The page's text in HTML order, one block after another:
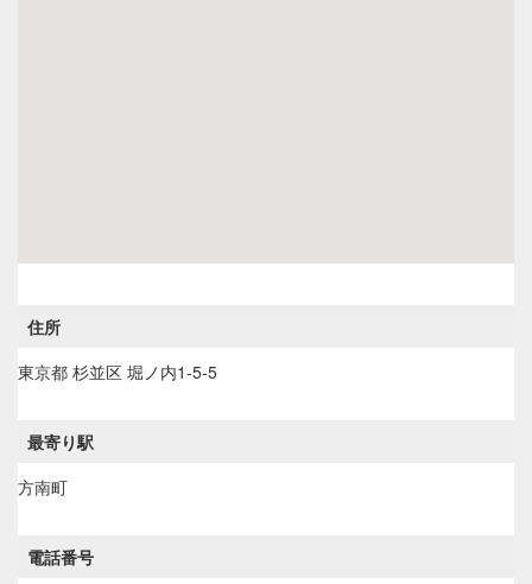
住所
東京都 杉並区 堀ノ内1-5-5
最寄り駅
方南町
電話番号